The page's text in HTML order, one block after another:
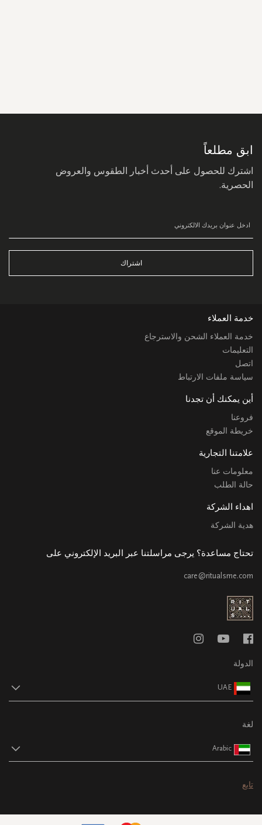
ابق مطلعاً
اشترك للحصول على أحدث أخبار الطقوس والعروض
الحصرية.
اشتراك
خدمة العملاء
خدمة العملاء الشحن والاسترجاع
التعليمات
اتصل
سياسة ملفات الارتباط
أين يمكنك أن تجدنا
فروعنا
خريطة الموقع
علامتنا التجارية
معلومات عنا
حالة الطلب
اهداء الشركة
هدية الشركة
تحتاج مساعدة؟ يرجى مراسلتنا عبر البريد الإلكتروني على
care@ritualsme.com
الدولة
UAE
لغة
Arabic
تابع